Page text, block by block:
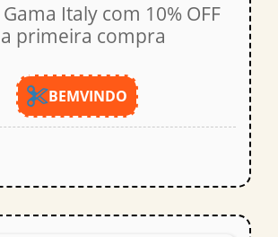
Italy com 10% OFF
primeira compra
BEMVINDO